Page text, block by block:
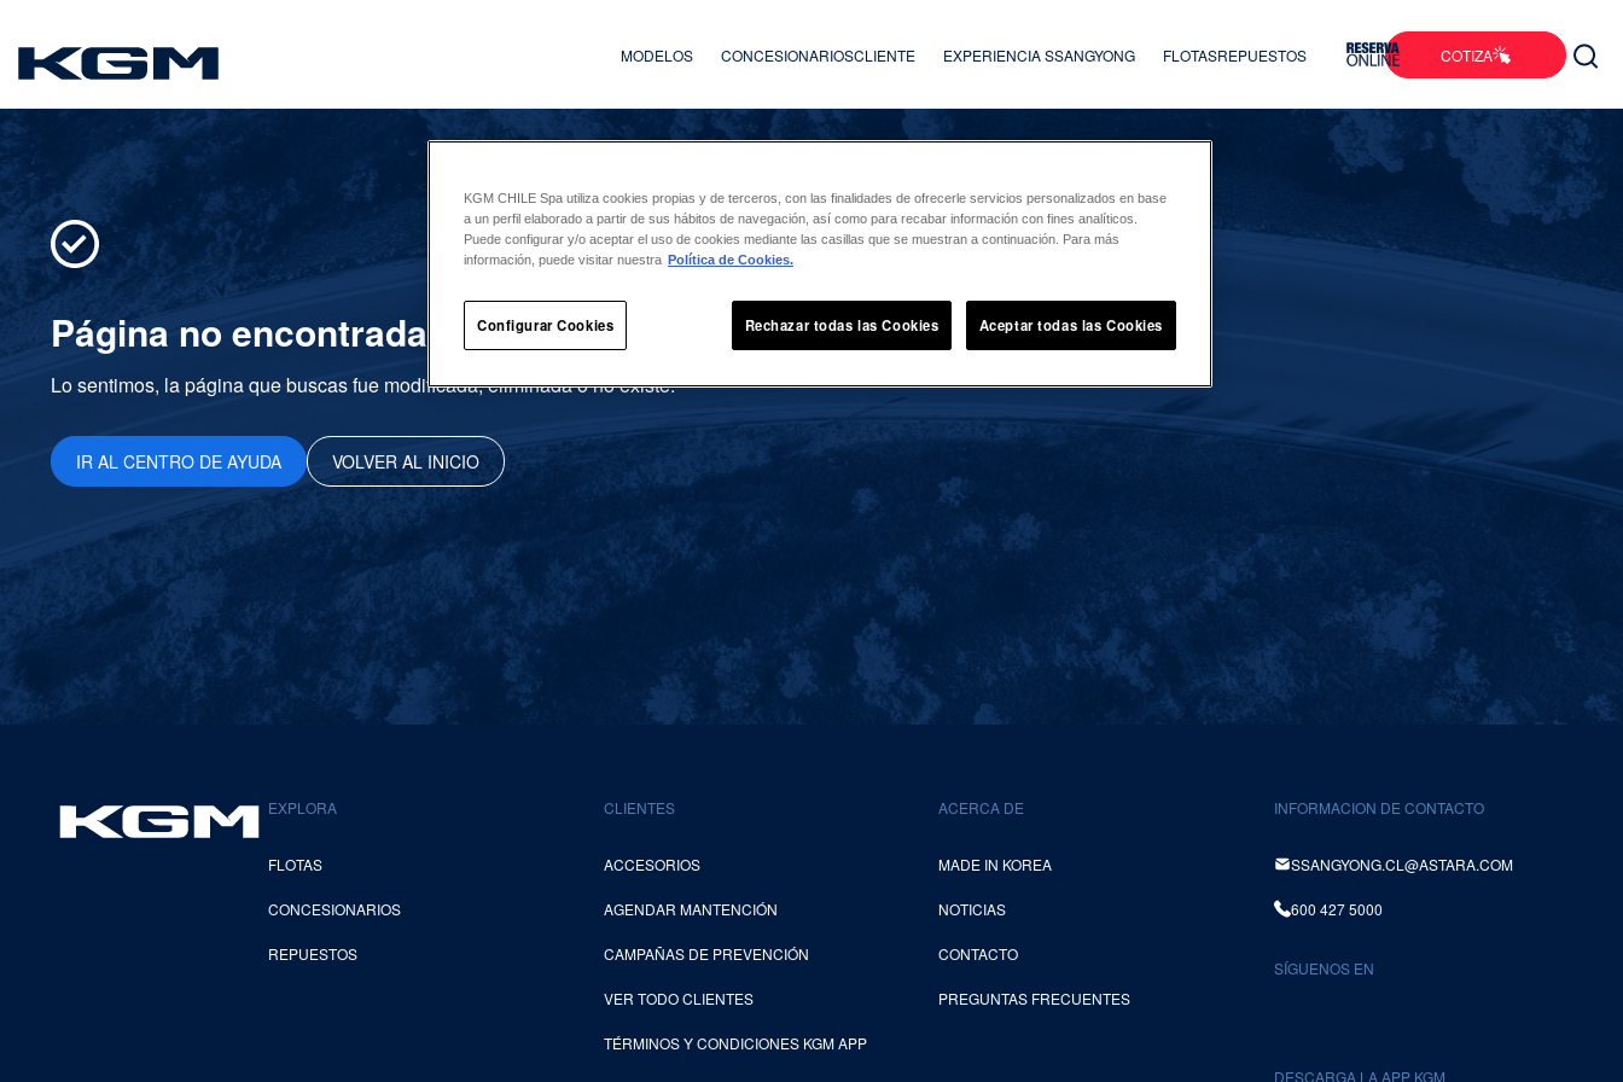
SsangYong MODELOS CONCESIONARIOSCLIENTE EXPERIENCIA SSANGYONG FLOTASREPUESTOS COTIZA
Página no encontrada
Lo sentimos, la página que buscas fue modificada, eliminada o no existe.
IR AL CENTRO DE AYUDA VOLVER AL INICIO
EXPLORA
FLOTAS
CONCESIONARIOS
REPUESTOS
CLIENTES
ACCESORIOS
AGENDAR MANTENCIÓN
CAMPAÑAS DE PREVENCIÓN
VER TODO CLIENTES
TÉRMINOS Y CONDICIONES KGM APP
ACERCA DE
MADE IN KOREA
NOTICIAS
CONTACTO
PREGUNTAS FRECUENTES
INFORMACION DE CONTACTO
SSANGYONG.CL@ASTARA.COM
600 427 5000
SÍGUENOS EN
DESCARGA LA APP KGM
KGM CHILE Spa utiliza cookies propias y de terceros, con las finalidades de ofrecerle servicios personalizados en base
a un perfil elaborado a partir de sus hábitos de navegación, así como para recabar información con fines analíticos.
Puede configurar y/o aceptar el uso de cookies mediante las casillas que se muestran a continuación. Para más
información, puede visitar nuestra Política de Cookies.
Configurar Cookies Rechazar todas las Cookies Aceptar todas las Cookies